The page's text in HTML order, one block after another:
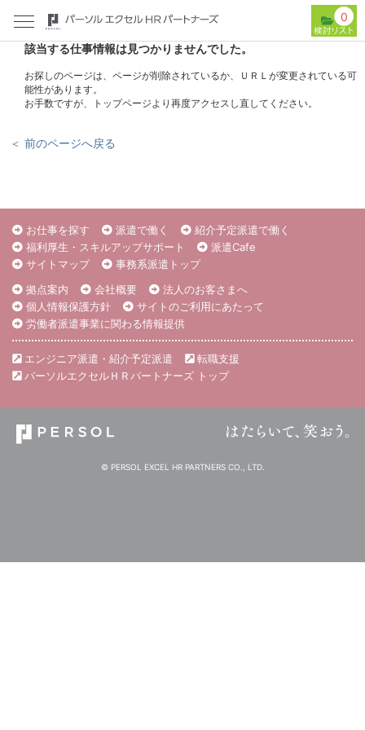
0
該当する仕事情報は見つかりませんでした。
お探しのページは、ページが削除されているか、ＵＲＬが変更されている可
能性があります。
お手数ですが、トップページより再度アクセスし直してください。
＜ 前のページへ戻る
お仕事を探す 派遣で働く
紹介予定派遣で働く
福利厚生・スキルアップサポート
派遣Cafe
サイトマップ
事務系派遣トップ
拠点案内
会社概要
法人のお客さまへ
個人情報保護方針
サイトのご利用にあたって
労働者派遣事業に関わる情報提供
エンジニア派遣・紹介予定派遣
転職支援
パーソルエクセルＨＲパートナーズ トップ
© PERSOL EXCEL HR PARTNERS CO., LTD.